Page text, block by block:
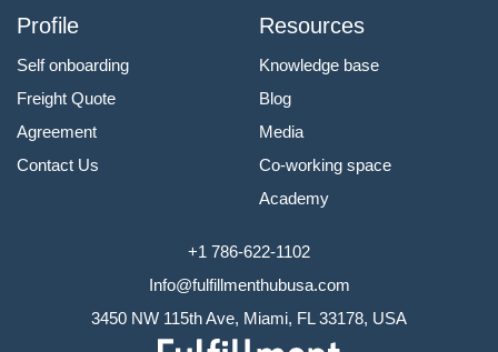
Profile
Self onboarding
Freight Quote
Agreement
Contact Us
Resources
Knowledge base
Blog
Media
Co-working space
Academy
+1 786-622-1102
Info@fulfillmenthubusa.com
3450 NW 115th Ave, Miami, FL 33178, USA